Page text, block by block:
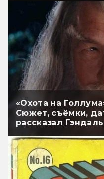
«Охота на
Сюжет, съёмки,
рассказал